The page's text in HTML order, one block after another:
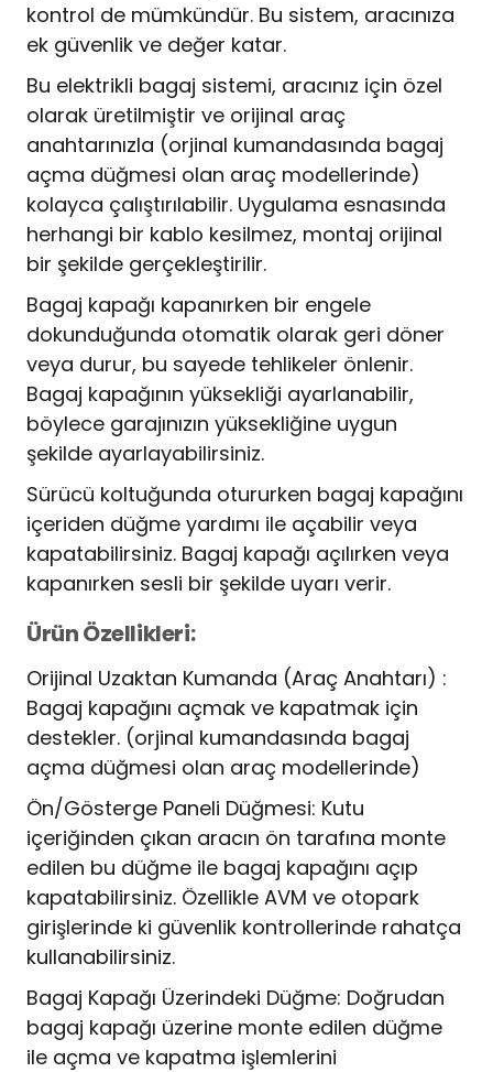
kontrol de mümkündür. Bu sistem, aracınıza
ek güvenlik ve değer katar.
Bu elektrikli bagaj sistemi, aracınız için özel
olarak üretilmiştir ve orijinal araç
anahtarınızla (orjinal kumandasında bagaj
açma düğmesi olan araç modellerinde)
kolayca çalıştırılabilir. Uygulama esnasında
herhangi bir kablo kesilmez, montaj orijinal
bir şekilde gerçekleştirilir.
Bagaj kapağı kapanırken bir engele
dokunduğunda otomatik olarak geri döner
veya durur, bu sayede tehlikeler önlenir.
Bagaj kapağının yüksekliği ayarlanabilir,
böylece garajınızın yüksekliğine uygun
şekilde ayarlayabilirsiniz.
Sürücü koltuğunda otururken bagaj kapağını
içeriden düğme yardımı ile açabilir veya
kapatabilirsiniz. Bagaj kapağı açılırken veya
kapanırken sesli bir şekilde uyarı verir.
Ürün Özellikleri:
Orijinal Uzaktan Kumanda (Araç Anahtarı) :
Bagaj kapağını açmak ve kapatmak için
destekler. (orjinal kumandasında bagaj
açma düğmesi olan araç modellerinde)
Ön/Gösterge Paneli Düğmesi: Kutu
içeriğinden çıkan aracın ön tarafına monte
edilen bu düğme ile bagaj kapağını açıp
kapatabilirsiniz. Özellikle AVM ve otopark
girişlerinde ki güvenlik kontrollerinde rahatça
kullanabilirsiniz.
Bagaj Kapağı Üzerindeki Düğme: Doğrudan
bagaj kapağı üzerine monte edilen düğme
ile açma ve kapatma işlemlerini